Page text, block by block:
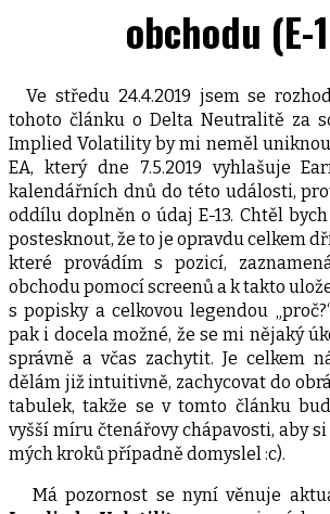
obchodu (E-
Ve středu 24.4.2019 jsem se
tohoto článku o Delta Neutralitě za
Implied Volatility by mi neměl
EA, který dne 7.5.2019 vyhlašuje
kalendářních dnů do této události,
oddílu doplněn o údaj E-13. Chtěl
postesknout, že to je opravdu celkem
které provádím s pozicí,
obchodu pomocí screenů a k takto
s popisky a celkovou legendou
pak i docela možné, že se mi nějaký
správně a včas zachytit. Je celkem
dělám již intuitivně, zachycovat do
tabulek, takže se v tomto článku
vyšší míru čtenářovy chápavosti, aby
mých kroků případně domyslel :c).
Má pozornost se nyní věnuje